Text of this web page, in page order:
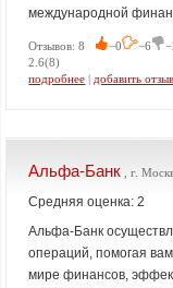
международной
Отзывов: 8 −0 −6
2.6(8)
подробнее | добавить
Альфа-Банк , г.
Средняя оценка: 2
Альфа-Банк
операций, помогая
мире финансов,